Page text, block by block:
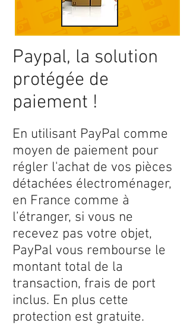
Paypal, la solution
protégée de
paiement !
En utilisant PayPal comme
moyen de paiement pour
régler l'achat de vos pièces
détachées électroménager,
en France comme à
l’étranger, si vous ne
recevez pas votre objet,
PayPal vous rembourse le
montant total de la
transaction, frais de port
inclus. En plus cette
protection est gratuite.